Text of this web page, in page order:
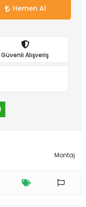
Hemen Al
Güvenli Alışveriş
Montaj